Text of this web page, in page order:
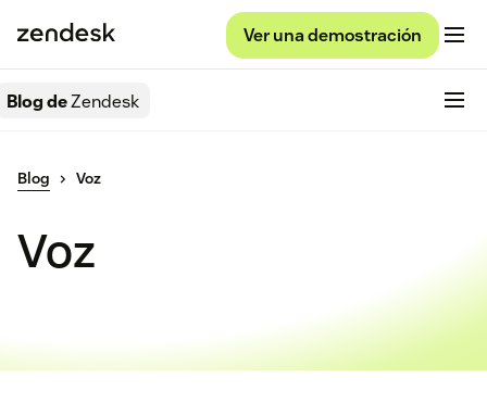
Ver una demostración
Blog deZendesk
Blog Voz
Voz